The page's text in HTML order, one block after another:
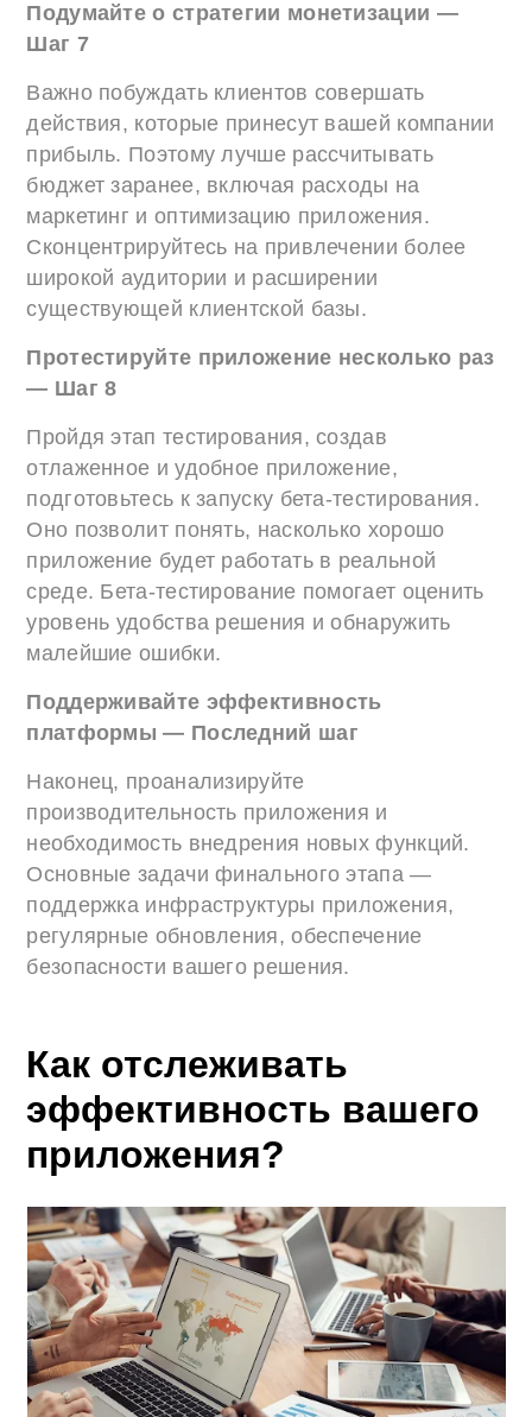
Подумайте о стратегии монетизации —
Шаг 7
Важно побуждать клиентов совершать
действия, которые принесут вашей компании
прибыль. Поэтому лучше рассчитывать
бюджет заранее, включая расходы на
маркетинг и оптимизацию приложения.
Сконцентрируйтесь на привлечении более
широкой аудитории и расширении
существующей клиентской базы.
Протестируйте приложение несколько раз
— Шаг 8
Пройдя этап тестирования, создав
отлаженное и удобное приложение,
подготовьтесь к запуску бета-тестирования.
Оно позволит понять, насколько хорошо
приложение будет работать в реальной
среде. Бета-тестирование помогает оценить
уровень удобства решения и обнаружить
малейшие ошибки.
Поддерживайте эффективность
платформы — Последний шаг
Наконец, проанализируйте
производительность приложения и
необходимость внедрения новых функций.
Основные задачи финального этапа —
поддержка инфраструктуры приложения,
регулярные обновления, обеспечение
безопасности вашего решения.
Как отслеживать
эффективность вашего
приложения?